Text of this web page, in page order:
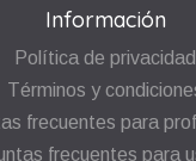
Información
Política de privacidad
Términos y
frecuentes para
frecuentes para